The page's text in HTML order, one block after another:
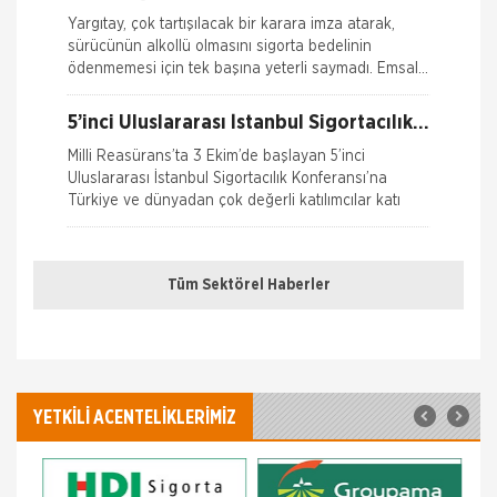
Kaza Tespit Tutanağı
Nakliye Hasarı İçin Gerekli Bilgiler
Yargıtay, çok tartışılacak bir karara imza atarak,
sürücünün alkollü olmasını sigorta bedelinin
ödenmemesi için tek başına yeterli saymadı. Emsal
o
5’inci Uluslararası İstanbul Sigortacılık
Konferansı Milli Reasürans’ta yapıldı.
Milli Reasürans’ta 3 Ekim’de başlayan 5’inci
Uluslararası İstanbul Sigortacılık Konferansı’na
Türkiye ve dünyadan çok değerli katılımcılar katı
NN Hayat ve Emeklilik adına Nielsen tarafından ilki
Müdür Yardımcısı Oldu
Doğa Sigorta’da önemli bir atama gerçekleşti.
Geçtiğimiz yıldan beri Doğa Sigorta’da Güney Doğu
Akdeniz ve Akdeniz Bölgelerinden sorumlu Satış
Grup M&u
Tüm Sektörel Haberler
YETKİLİ ACENTELİKLERİMİZ